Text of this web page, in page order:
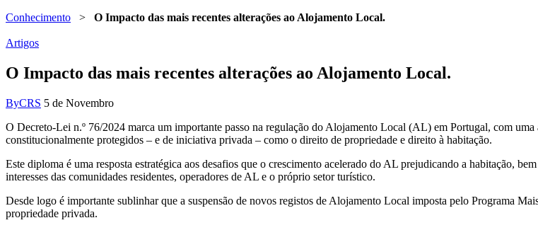
Conhecimento > O Impacto das mais recentes alterações ao Alojamento Local.
Artigos
O Impacto das mais recentes alterações ao Alojamento Local.
ByCRS 5 de Novembro
O Decreto-Lei n.º 76/2024 marca um importante passo na regulação do Alojamento Local (AL) em Portugal, com
constitucionalmente protegidos – e de iniciativa privada – como o direito de propriedade e direito à habitação.
Este diploma é uma resposta estratégica aos desafios que o crescimento acelerado do AL prejudicando a habitação,
interesses das comunidades residentes, operadores de AL e o próprio setor turístico.
Desde logo é importante sublinhar que a suspensão de novos registos de Alojamento Local imposta pelo Programa
propriedade privada.